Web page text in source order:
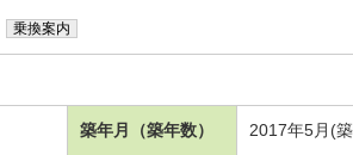
乗換案内
築年月（築年数） 2017年5月(